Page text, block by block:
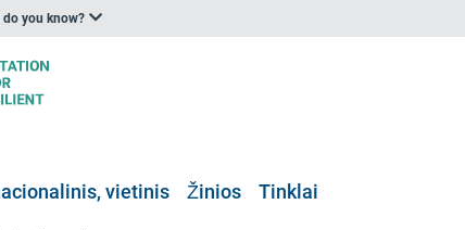
you know?
vietinis Žinios Tinklai